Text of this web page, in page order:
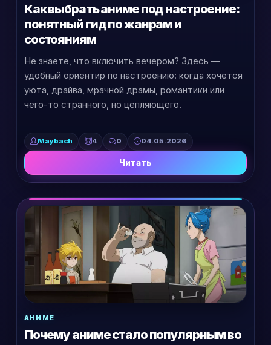
Как выбрать аниме под настроение:
понятный гид по жанрам и
состояниям
Не знаете, что включить вечером? Здесь —
удобный ориентир по настроению: когда хочется
уюта, драйва, мрачной драмы, романтики или
чего-то странного, но цепляющего.
Maybach 4 0 04.05.2026
Читать
АНИМЕ
Почему аниме стало популярным во